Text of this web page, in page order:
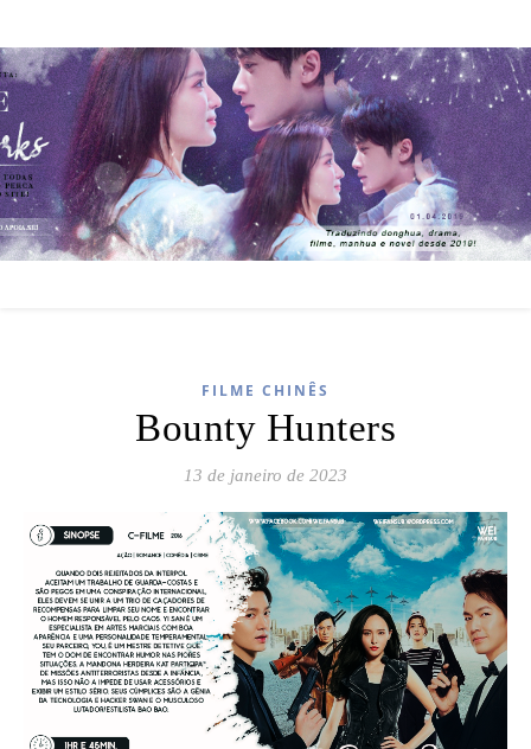
FILME CHINÊS
Bounty Hunters
13 de janeiro de 2023